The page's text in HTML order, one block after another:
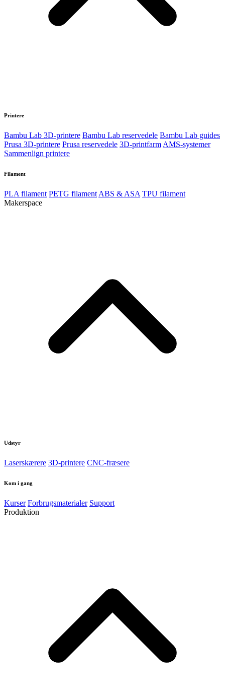
Printere
Bambu Lab 3D-printere Bambu Lab reservedele Bambu Lab guides
Prusa 3D-printere Prusa reservedele 3D-printfarm AMS-systemer
Sammenlign printere
Filament
PLA filament PETG filament ABS & ASA TPU filament
Makerspace
Udstyr
Laserskærere 3D-printere CNC-fræsere
Kom i gang
Kurser Forbrugsmaterialer Support
Produktion